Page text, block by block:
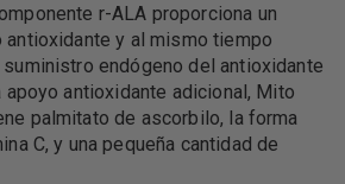
r-ALA proporciona un
y al mismo tiempo
suministro endógeno del antioxidante
apoyo antioxidante adicional, Mito
palmitato de ascorbilo, la forma
C, y una pequeña cantidad de